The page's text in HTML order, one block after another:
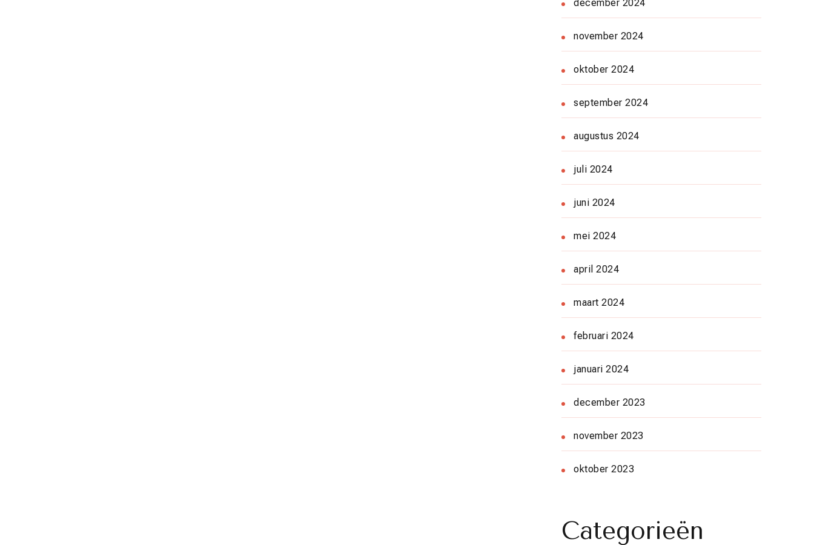
december 2024
november 2024
oktober 2024
september 2024
augustus 2024
juli 2024
juni 2024
mei 2024
april 2024
maart 2024
februari 2024
januari 2024
december 2023
november 2023
oktober 2023
Categorieën